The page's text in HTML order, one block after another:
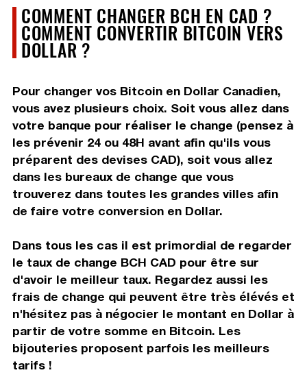
COMMENT CHANGER BCH EN CAD ?
COMMENT CONVERTIR BITCOIN VERS
DOLLAR ?
Pour changer vos Bitcoin en Dollar Canadien,
vous avez plusieurs choix. Soit vous allez dans
votre banque pour réaliser le change (pensez à
les prévenir 24 ou 48H avant afin qu'ils vous
préparent des devises CAD), soit vous allez
dans les bureaux de change que vous
trouverez dans toutes les grandes villes afin
de faire votre conversion en Dollar.
Dans tous les cas il est primordial de regarder
le taux de change BCH CAD pour être sur
d'avoir le meilleur taux. Regardez aussi les
frais de change qui peuvent être très élévés et
n'hésitez pas à négocier le montant en Dollar à
partir de votre somme en Bitcoin. Les
bijouteries proposent parfois les meilleurs
tarifs !